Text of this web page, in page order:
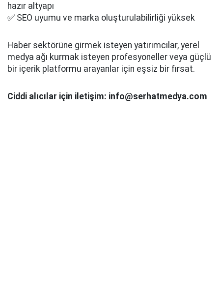
hazır altyapı
✅ SEO uyumu ve marka oluşturulabilirliği yüksek
Haber sektörüne girmek isteyen yatırımcılar, yerel
medya ağı kurmak isteyen profesyoneller veya güçlü
bir içerik platformu arayanlar için eşsiz bir fırsat.
Ciddi alıcılar için iletişim: info@serhatmedya.com